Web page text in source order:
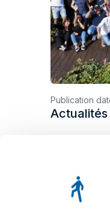
Publication
Actualités